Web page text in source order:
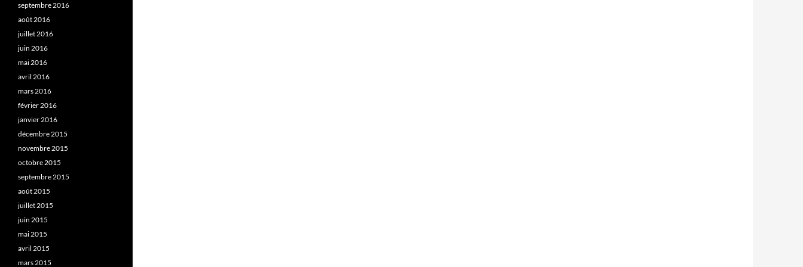
septembre 2016
août 2016
juillet 2016
juin 2016
mai 2016
avril 2016
mars 2016
février 2016
janvier 2016
décembre 2015
novembre 2015
octobre 2015
septembre 2015
août 2015
juillet 2015
juin 2015
mai 2015
avril 2015
mars 2015